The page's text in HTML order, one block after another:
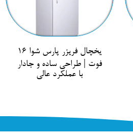
یخچال فریزر پارس شوا 16
فوت | طراحی ساده و جادار
با عملکرد عالی